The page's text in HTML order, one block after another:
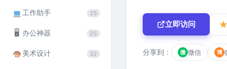
工作助手 25
🖥 办公神器 25
美术设计 32
立即访问
分享到： 微 微信 博